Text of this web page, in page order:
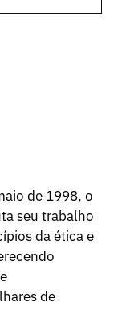
de 1998, o
seu trabalho
da ética e
de